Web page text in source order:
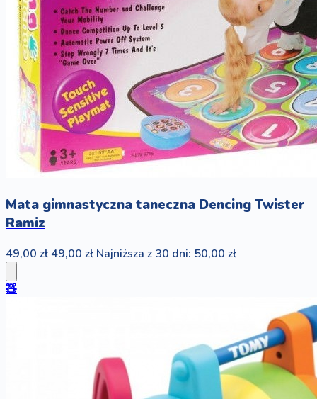
Mata gimnastyczna taneczna Dencing Twister
Ramiz
49,00 zł 49,00 zł Najniższa z 30 dni: 50,00 zł
🧸